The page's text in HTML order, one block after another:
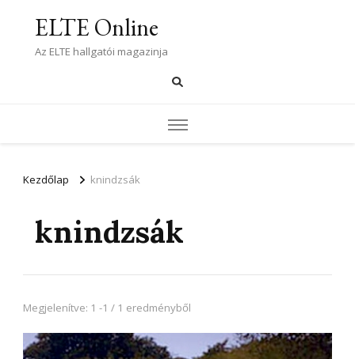
ELTE Online
Az ELTE hallgatói magazinja
Kezdőlap knindzsák
knindzsák
Megjelenítve: 1 -1 / 1 eredményből